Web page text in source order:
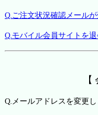
Q.ご注文状況確認メール
Q.モバイル会員サイトを退
Q.メールアドレスを変更し